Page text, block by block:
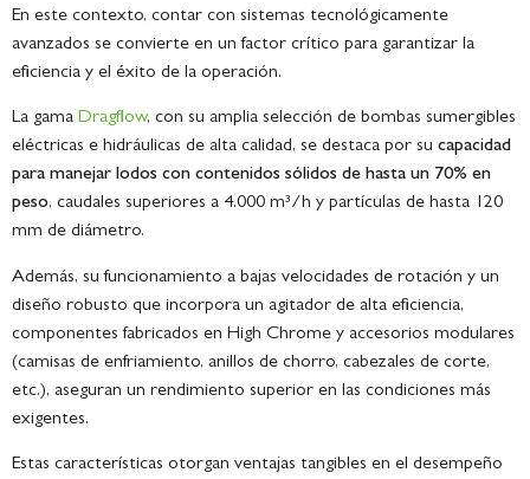
En este contexto, contar con sistemas tecnológicamente
avanzados se convierte en un factor crítico para garantizar la
eficiencia y el éxito de la operación.
La gama Dragflow, con su amplia selección de bombas sumergibles
eléctricas e hidráulicas de alta calidad, se destaca por su capacidad
para manejar lodos con contenidos sólidos de hasta un 70% en
peso, caudales superiores a 4.000 m³/h y partículas de hasta 120
mm de diámetro.
Además, su funcionamiento a bajas velocidades de rotación y un
diseño robusto que incorpora un agitador de alta eficiencia,
componentes fabricados en High Chrome y accesorios modulares
(camisas de enfriamiento, anillos de chorro, cabezales de corte,
etc.), aseguran un rendimiento superior en las condiciones más
exigentes.
Estas características otorgan ventajas tangibles en el desempeño